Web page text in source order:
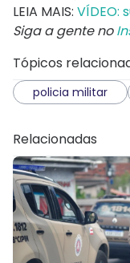
LEIA MAIS: VÍDEO:
Siga a gente no
Tópicos
policia militar
Relacionadas